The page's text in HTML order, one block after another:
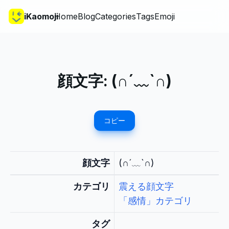
iKaomojiHomeBlogCategoriesTagsEmoji
顔文字: (∩´﹏`∩)
コピー
顔文字 (∩´﹏`∩)
カテゴリ
震える顔文字
「感情」カテゴリ
タグ